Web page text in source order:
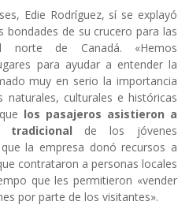
Edie Rodríguez, sí se explayó
de su crucero para las
norte de Canadá. «Hemos
para ayudar a entender la
muy en serio la importancia
naturales, culturales e históricas
los pasajeros asistieron a
tradicional de los jóvenes
la empresa donó recursos a
contrataron a personas locales
que les permitieron «vender
por parte de los visitantes».